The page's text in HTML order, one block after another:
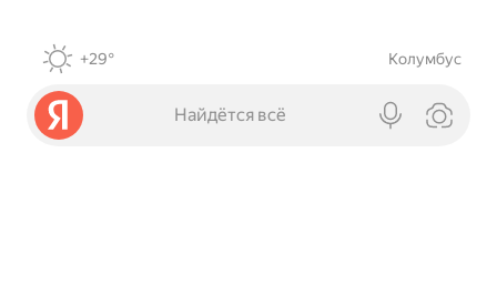
+29° Колумбус
Найдётся всё